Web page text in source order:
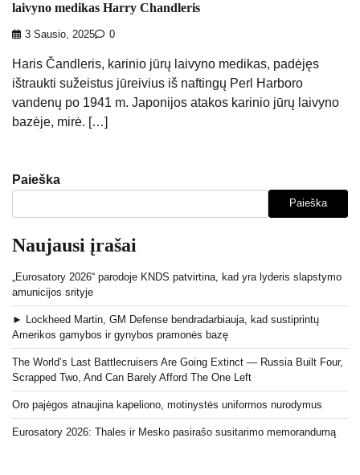
laivyno medikas Harry Chandleris
3 Sausio, 2025 0
Haris Čandleris, karinio jūrų laivyno medikas, padėjęs
ištraukti sužeistus jūreivius iš naftingų Perl Harboro
vandenų po 1941 m. Japonijos atakos karinio jūrų laivyno
bazėje, mirė. […]
Paieška
Paieška
Naujausi įrašai
„Eurosatory 2026“ parodoje KNDS patvirtina, kad yra lyderis slapstymo
amunicijos srityje
► Lockheed Martin, GM Defense bendradarbiauja, kad sustiprintų
Amerikos gamybos ir gynybos pramonės bazę
The World’s Last Battlecruisers Are Going Extinct — Russia Built Four,
Scrapped Two, And Can Barely Afford The One Left
Oro pajėgos atnaujina kapeliono, motinystės uniformos nurodymus
Eurosatory 2026: Thales ir Mesko pasirašo susitarimo memorandumą